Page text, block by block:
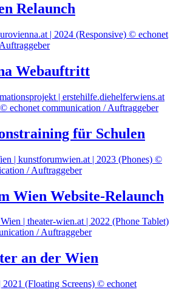
Relaunch
Webauftritt
für Schulen
Wien Website-Relaunch
an der Wien